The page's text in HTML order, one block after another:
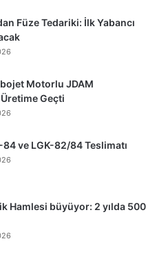
Füze Tedariki: İlk Yabancı
Motorlu JDAM
Geçti
84 ve LGK-82/84 Teslimatı
Hamlesi büyüyor: 2 yılda 500